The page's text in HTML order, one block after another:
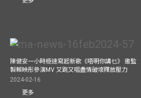
陳健安一小時極速寫起新歌《唔明你講乜》 邀監
製賴映彤參演MV 又跳又唱盡情破壞釋放壓力
2024-02-16
更多